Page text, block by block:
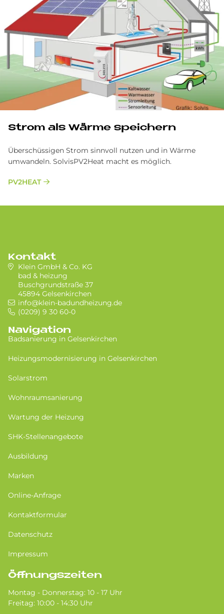
Strom als Wär­me spei­chern
Überschüssigen Strom sinnvoll nutzen und in Wärme
umwandeln. SolvisPV2Heat macht es möglich.
PV2HEAT
Kontakt
Klein GmbH & Co. KG
bad & heizung
Buschgrundstraße 37
45894 Gelsenkirchen
info@klein-badundheizung.de
(0209) 9 30 60-0
Navigation
Badsanierung in Gel­sen­kir­chen
Heizungsmodernisierung in Gel­sen­kir­chen
Solarstrom
Wohnraumsanierung
Wartung der Heizung
SHK-Stellenangebote
Ausbildung
Marken
Online-Anfrage
Kontaktformular
Datenschutz
Impressum
Öffnungszeiten
Montag - Donnerstag: 10 - 17 Uhr
Freitag: 10:00 - 14:30 Uhr